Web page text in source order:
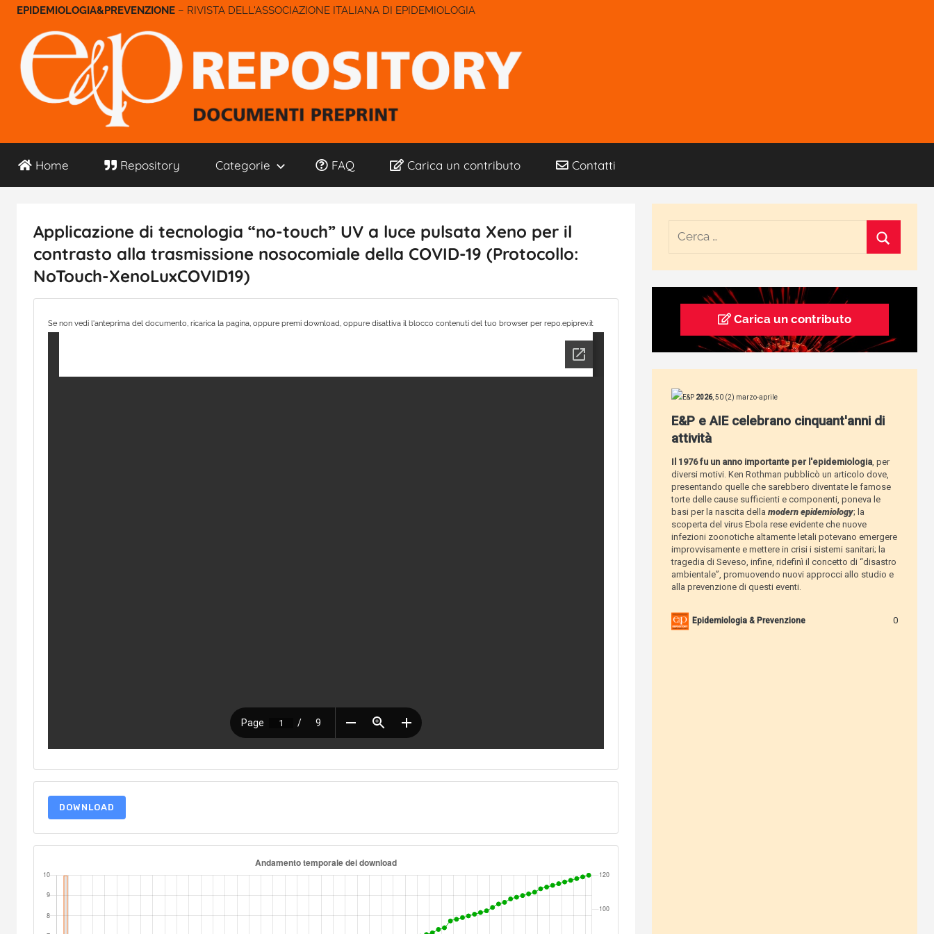
Salta
contenuto
– RIVISTA DELL'ASSOCIAZIONE ITALIANA DI EPIDEMIOLOGIA
E&P
Repository
Home Repository Categorie FAQ Carica un contributo Contatti
Applicazione di tecnologia “no-touch” UV a luce pulsata Xeno per il
contrasto alla trasmissione nosocomiale della COVID-19 (Protocollo:
NoTouch-XenoLuxCOVID19)
Se non vedi l'anteprima del documento, ricarica la pagina, oppure premi download, oppure disattiva il blocco contenuti del tuo browser per repo.epiprev.it
DOWNLOAD
Carica un contributo